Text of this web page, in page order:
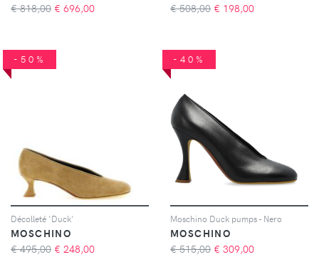
€ 818,00 € 696,00 € 508,00 € 198,00
-50%
Décolleté 'Duck'
MOSCHINO
€ 495,00 € 248,00
-40%
Moschino Duck pumps - Nero
MOSCHINO
€ 515,00 € 309,00